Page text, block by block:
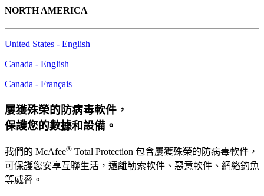
NORTH AMERICA
United States - English
Canada - English
Canada - Français
屢獲殊榮的防病毒軟件，
保護您的數據和設備。
我們的 McAfee® Total Protection 包含屢獲殊榮的防病毒軟件，
可保護您安享互聯生活，遠離勒索軟件、惡意軟件、網絡釣魚
等威脅。